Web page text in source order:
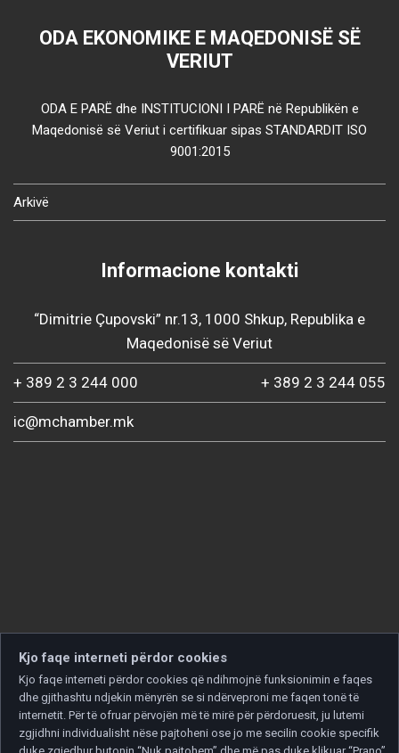
ODA EKONOMIKE E MAQEDONISË SË
VERIUT
ODA E PARË dhe INSTITUCIONI I PARË në Republikën e
Maqedonisë së Veriut i certifikuar sipas STANDARDIT ISO
9001:2015
Arkivë
Informacione kontakti
“Dimitrie Çupovski” nr.13, 1000 Shkup, Republika e
Maqedonisë së Veriut
+ 389 2 3 244 000 + 389 2 3 244 055
ic@mchamber.mk
Kjo faqe interneti përdor cookies
Kjo faqe interneti përdor cookies që ndihmojnë funksionimin e faqes
dhe gjithashtu ndjekin mënyrën se si ndërveproni me faqen tonë të
internetit. Për të ofruar përvojën më të mirë për përdoruesit, ju lutemi
zgjidhni individualisht nëse pajtoheni ose jo me secilin cookie specifik